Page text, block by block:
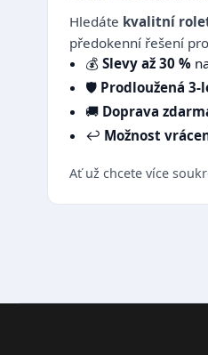
Hledáte kvalitní
předokenní řešení
💰 Slevy až 30 %
🛡️ Prodloužená 3-
🚚 Doprava
↩️ Možnost
Ať už chcete více